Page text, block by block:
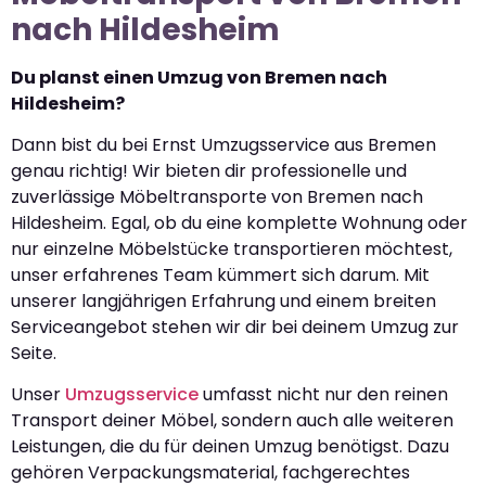
nach Hildesheim
Du planst einen Umzug von Bremen nach
Hildesheim?
Dann bist du bei Ernst Umzugsservice aus Bremen
genau richtig! Wir bieten dir professionelle und
zuverlässige Möbeltransporte von Bremen nach
Hildesheim. Egal, ob du eine komplette Wohnung oder
nur einzelne Möbelstücke transportieren möchtest,
unser erfahrenes Team kümmert sich darum. Mit
unserer langjährigen Erfahrung und einem breiten
Serviceangebot stehen wir dir bei deinem Umzug zur
Seite.
Unser Umzugsserviceumfasst nicht nur den reinen
Transport deiner Möbel, sondern auch alle weiteren
Leistungen, die du für deinen Umzug benötigst. Dazu
gehören Verpackungsmaterial, fachgerechtes